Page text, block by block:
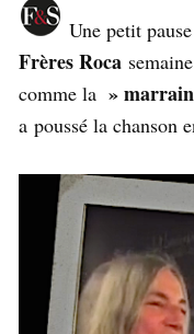
Une petit
Frères Roca
comme la »
a poussé la chanson